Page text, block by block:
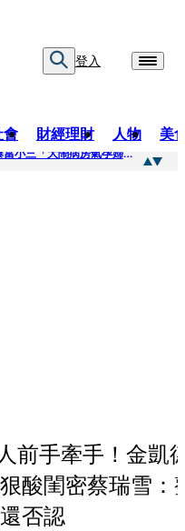
登入
會 財經理財 人物 美
「愛露奶」私訊流出！小24歲女友爆當小三「大鬧病房氣孕婦」 姜厚任不忍回應了
前手牽手！金凱
酸閨密蔡瑞雪：
否認